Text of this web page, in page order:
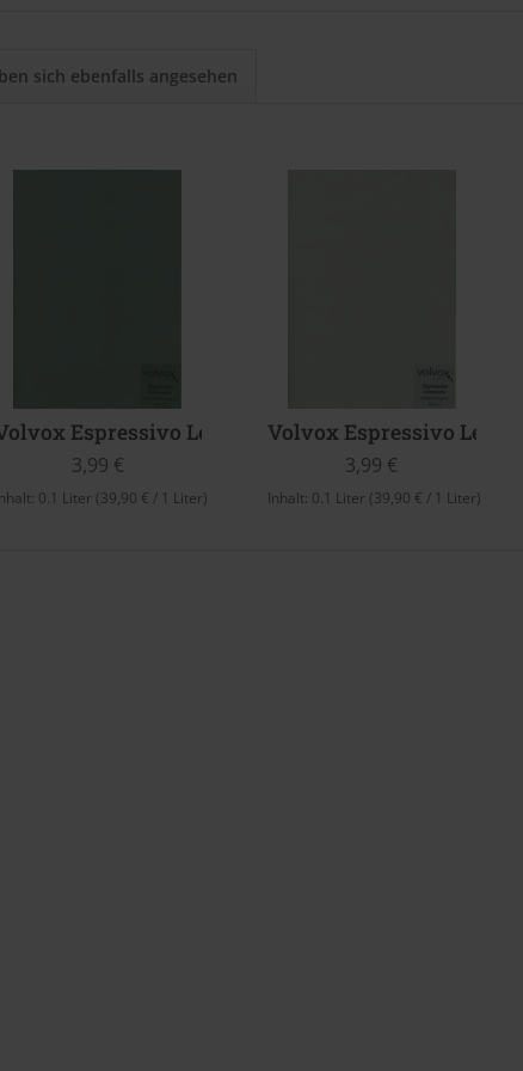
sich ebenfalls angesehen
(cordoba blue)
Espressivo Lehmfarbe (Birdwatchers Green)
3,99 €
0.1 Liter (39,90 € / 1 Liter)
Volvox Espressivo
3,99 €
Inhalt: 0.1 Liter (39,90 € / 1 Liter)